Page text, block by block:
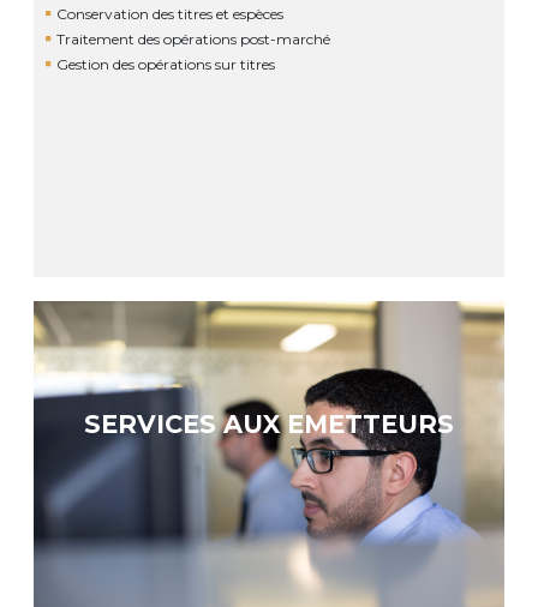
Conservation des titres et espèces
Traitement des opérations post-marché
Gestion des opérations sur titres
SERVICES AUX EMETTEURS